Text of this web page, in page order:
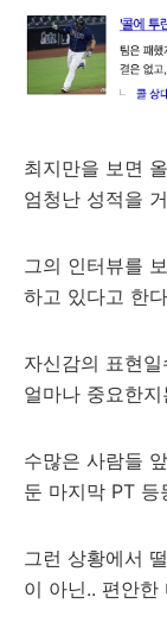
최지만을 보면
엄청난 성적을
그의 인터뷰를
하고 있다고 한
자신감의 표현
얼마나 중요한
수많은 사람들
둔 마지막 PT 등
그런 상황에서
이 아닌.. 편안한